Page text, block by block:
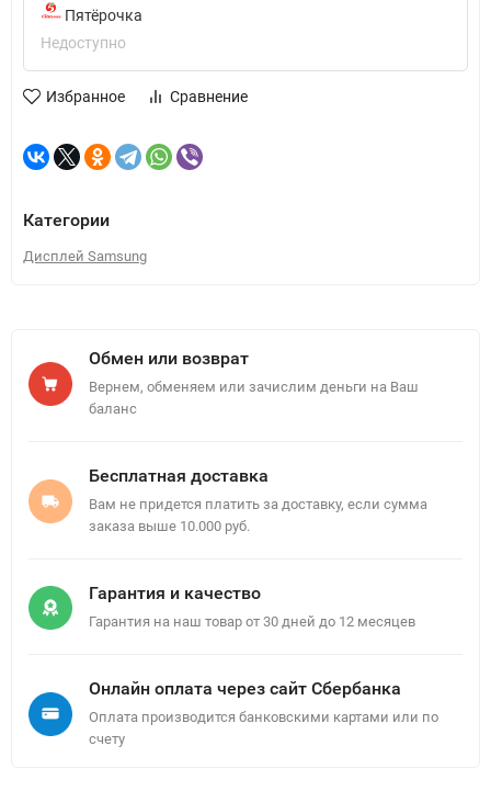
Пятёрочка
Недоступно
Избранное Сравнение
Категории
Дисплей Samsung
Обмен или возврат
Вернем, обменяем или зачислим деньги на Ваш
баланс
Бесплатная доставка
Вам не придется платить за доставку, если сумма
заказа выше 10.000 руб.
Гарантия и качество
Гарантия на наш товар от 30 дней до 12 месяцев
Онлайн оплата через сайт Сбербанка
Оплата производится банковскими картами или по
счету